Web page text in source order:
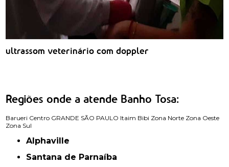
ultrassom veterinário com doppler
Regiões onde a atende Banho Tosa:
Barueri Centro GRANDE SÃO PAULO Itaim Bibi Zona Norte Zona Oeste
Zona Sul
Alphaville
Santana de Parnaíba